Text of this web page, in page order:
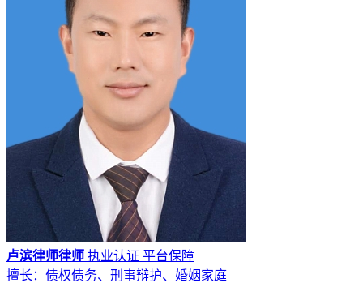
卢滨律师律师 执业认证 平台保障
擅长：债权债务、刑事辩护、婚姻家庭